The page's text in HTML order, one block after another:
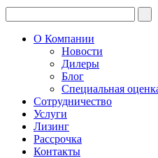
О Компании
Новости
Дилеры
Блог
Специальная
Сотрудничество
Услуги
Лизинг
Рассрочка
Контакты